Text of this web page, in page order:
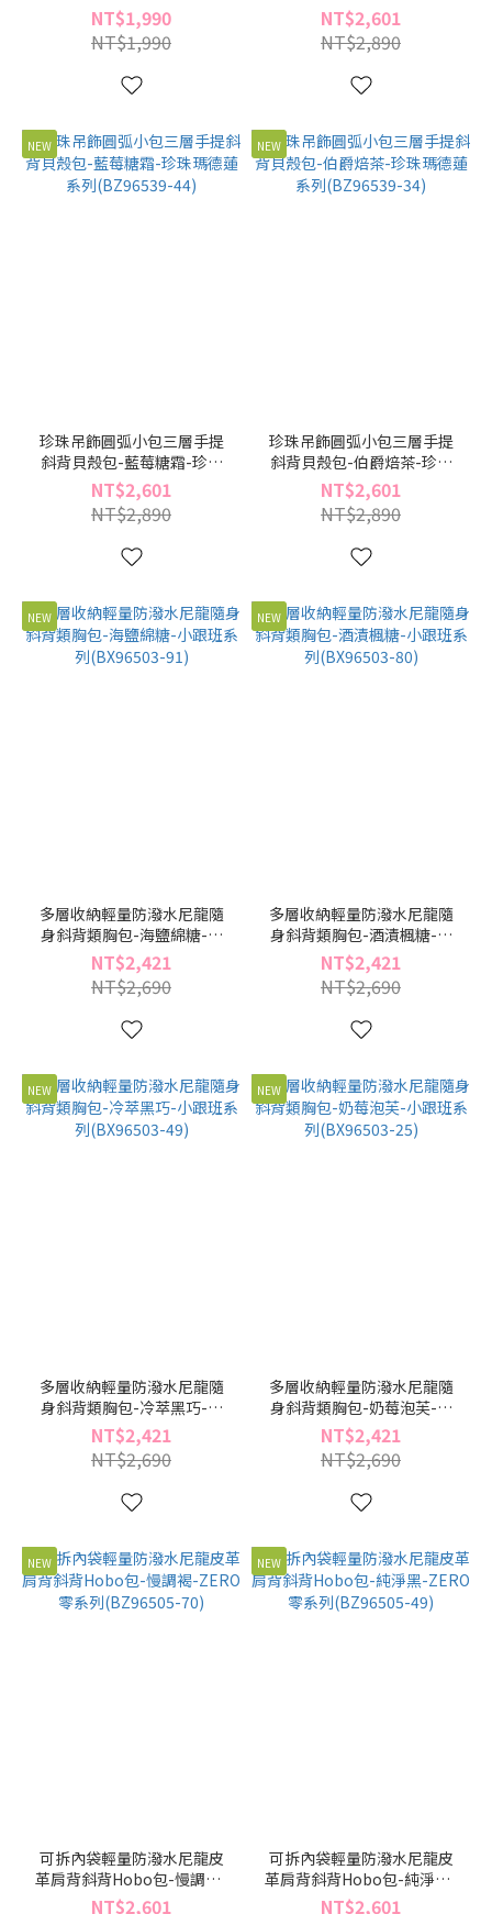
(BD96541-21)
NT$1,990
NT$1,990
瑪德蓮系列(BZ96539-55)
NT$2,601
NT$2,890
NEW
珍珠吊飾圓弧小包三層手提
斜背貝殼包-藍莓糖霜-珍珠
瑪德蓮系列(BZ96539-44)
NT$2,601
NT$2,890
NEW
珍珠吊飾圓弧小包三層手提
斜背貝殼包-伯爵焙茶-珍珠
瑪德蓮系列(BZ96539-34)
NT$2,601
NT$2,890
NEW
多層收納輕量防潑水尼龍隨
身斜背類胸包-海鹽綿糖-小
跟班系列(BX96503-91)
NT$2,421
NT$2,690
NEW
多層收納輕量防潑水尼龍隨
身斜背類胸包-酒漬楓糖-小
跟班系列(BX96503-80)
NT$2,421
NT$2,690
NEW
多層收納輕量防潑水尼龍隨
身斜背類胸包-冷萃黑巧-小
跟班系列(BX96503-49)
NT$2,421
NT$2,690
NEW
多層收納輕量防潑水尼龍隨
身斜背類胸包-奶莓泡芙-小
跟班系列(BX96503-25)
NT$2,421
NT$2,690
NEW
可拆內袋輕量防潑水尼龍皮
革肩背斜背Hobo包-慢調褐-
ZERO零系列(BZ96505-70)
NT$2,601
NEW
可拆內袋輕量防潑水尼龍皮
革肩背斜背Hobo包-純淨黑-
ZERO零系列(BZ96505-49)
NT$2,601